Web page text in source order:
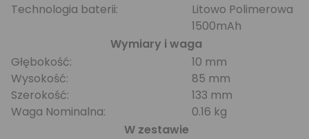
Technologia baterii:
Litowo Polimerowa
1500mAh
Wymiary i waga
Głębokość:
10 mm
Wysokość:
85 mm
Szerokość:
133 mm
Waga Nominalna:
0.16 kg
W zestawie